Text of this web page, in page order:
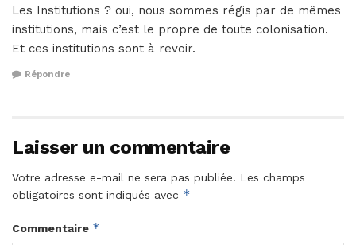
Les Institutions ? oui, nous sommes régis par de mêmes
institutions, mais c’est le propre de toute colonisation.
Et ces institutions sont à revoir.
Répondre
Laisser un commentaire
Votre adresse e-mail ne sera pas publiée. Les champs
obligatoires sont indiqués avec *
Commentaire *